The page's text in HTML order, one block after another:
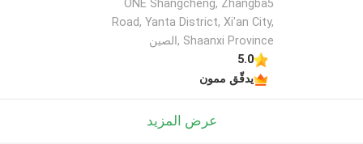
ONE Shangcheng, Zhangba5
Road, Yanta District, Xi'an City,
Shaanxi Province ,الصين
5.0
يدقّق ممون
عرض المزيد